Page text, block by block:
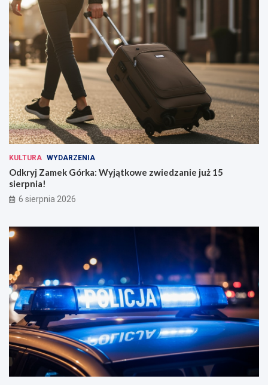
KULTURA WYDARZENIA
Odkryj Zamek Górka: Wyjątkowe zwiedzanie już 15
sierpnia!
6 sierpnia 2026